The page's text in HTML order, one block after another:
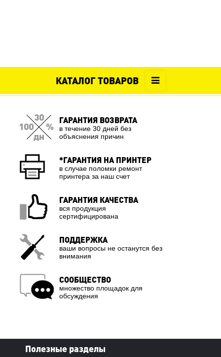
КАТАЛОГ ТОВАРОВ
ГАРАНТИЯ ВОЗВРАТА
в течение 30 дней без
объяснения причин
*ГАРАНТИЯ НА ПРИНТЕР
в случае поломки ремонт
принтера за наш счет
ГАРАНТИЯ КАЧЕСТВА
вся продукция
сертифицирована
ПОДДЕРЖКА
ваши вопросы не останутся без
внимания
СООБЩЕСТВО
множество площадок для
обсуждения
Полезные разделы